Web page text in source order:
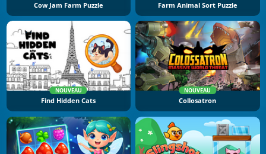
Cow Jam Farm Puzzle Farm Animal Sort Puzzle
NOUVEAU
Find Hidden Cats
NOUVEAU
Collosatron